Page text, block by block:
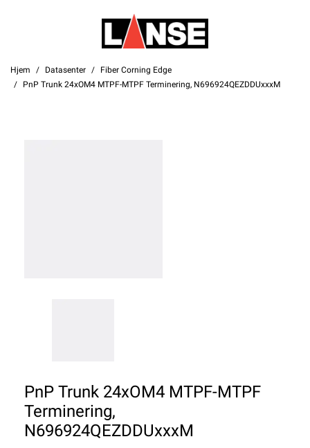
Hjem Datasenter
Fiber Corning Edge
PnP Trunk 24xOM4 MTPF-MTPF Terminering, N696924QEZDDUxxxM
PnP Trunk 24xOM4 MTPF-MTPF
Terminering,
N696924QEZDDUxxxM